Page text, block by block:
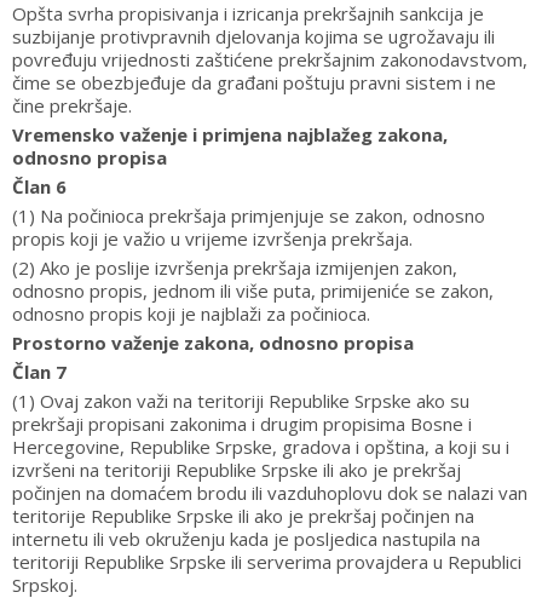
Opšta svrha propisivanja i izricanja prekršajnih sankcija je
suzbijanje protivpravnih djelovanja kojima se ugrožavaju ili
povređuju vrijednosti zaštićene prekršajnim zakonodavstvom,
čime se obezbjeđuje da građani poštuju pravni sistem i ne
čine prekršaje.
Vremensko važenje i primjena najblažeg zakona,
odnosno propisa
Član 6
(1) Na počinioca prekršaja primjenjuje se zakon, odnosno
propis koji je važio u vrijeme izvršenja prekršaja.
(2) Ako je poslije izvršenja prekršaja izmijenjen zakon,
odnosno propis, jednom ili više puta, primijeniće se zakon,
odnosno propis koji je najblaži za počinioca.
Prostorno važenje zakona, odnosno propisa
Član 7
(1) Ovaj zakon važi na teritoriji Republike Srpske ako su
prekršaji propisani zakonima i drugim propisima Bosne i
Hercegovine, Republike Srpske, gradova i opština, a koji su i
izvršeni na teritoriji Republike Srpske ili ako je prekršaj
počinjen na domaćem brodu ili vazduhoplovu dok se nalazi van
teritorije Republike Srpske ili ako je prekršaj počinjen na
internetu ili veb okruženju kada je posljedica nastupila na
teritoriji Republike Srpske ili serverima provajdera u Republici
Srpskoj.